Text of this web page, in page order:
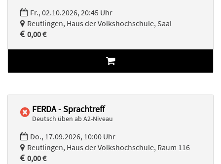
Fr., 02.10.2026, 20:45 Uhr
Reutlingen, Haus der Volkshochschule, Saal
0,00 €
FERDA - Sprachtreff
Deutsch üben ab A2-Niveau
Do., 17.09.2026, 10:00 Uhr
Reutlingen, Haus der Volkshochschule, Raum 116
0,00 €